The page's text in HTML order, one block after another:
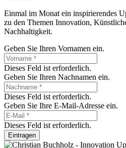
Einmal im Monat ein inspirierendes
zu den Themen Innovation,
Nachhaltigkeit.
Geben Sie Ihren Vornamen ein.
Dieses Feld ist erforderlich.
Geben Sie Ihren Nachnamen ein.
Dieses Feld ist erforderlich.
Geben Sie Ihre E-Mail-Adresse ein.
Dieses Feld ist erforderlich.
Eintragen